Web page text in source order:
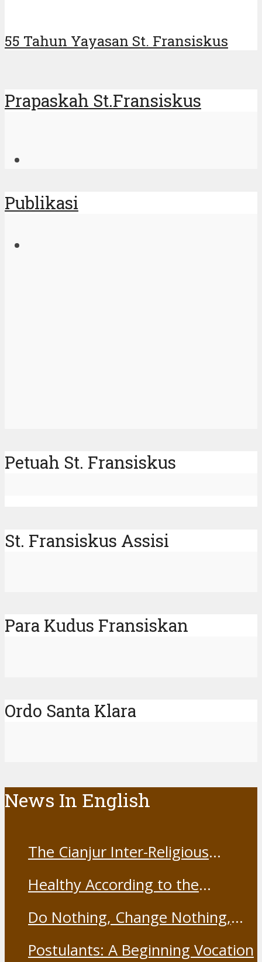
55 Tahun Yayasan St. Fransiskus
Prapaskah St.Fransiskus
Publikasi
Petuah St. Fransiskus
St. Fransiskus Assisi
Para Kudus Fransiskan
Ordo Santa Klara
News In English
The Cianjur Inter-Religious
19 Vaccine
Healthy According to the
Do Nothing, Change Nothing,
Postulants: A Beginning Vocation